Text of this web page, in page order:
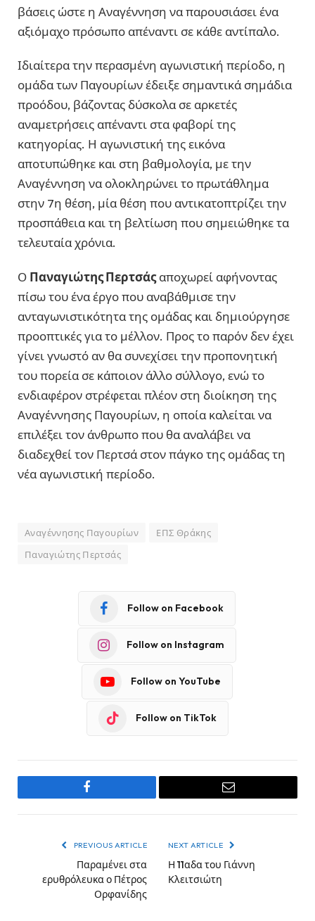
βάσεις ώστε η Αναγέννηση να παρουσιάσει ένα
αξιόμαχο πρόσωπο απέναντι σε κάθε αντίπαλο.
Ιδιαίτερα την περασμένη αγωνιστική περίοδο, η
ομάδα των Παγουρίων έδειξε σημαντικά σημάδια
προόδου, βάζοντας δύσκολα σε αρκετές
αναμετρήσεις απέναντι στα φαβορί της
κατηγορίας. Η αγωνιστική της εικόνα
αποτυπώθηκε και στη βαθμολογία, με την
Αναγέννηση να ολοκληρώνει το πρωτάθλημα
στην 7η θέση, μία θέση που αντικατοπτρίζει την
προσπάθεια και τη βελτίωση που σημειώθηκε τα
τελευταία χρόνια.
Ο Παναγιώτης Περτσάςαποχωρεί αφήνοντας
πίσω του ένα έργο που αναβάθμισε την
ανταγωνιστικότητα της ομάδας και δημιούργησε
προοπτικές για το μέλλον. Προς το παρόν δεν έχει
γίνει γνωστό αν θα συνεχίσει την προπονητική
του πορεία σε κάποιον άλλο σύλλογο, ενώ το
ενδιαφέρον στρέφεται πλέον στη διοίκηση της
Αναγέννησης Παγουρίων, η οποία καλείται να
επιλέξει τον άνθρωπο που θα αναλάβει να
διαδεχθεί τον Περτσά στον πάγκο της ομάδας τη
νέα αγωνιστική περίοδο.
Αναγέννησης Παγουρίων
ΕΠΣ Θράκης
Παναγιώτης Περτσάς
Follow on Facebook
Follow on Instagram
Follow on YouTube
Follow on TikTok
Facebook Email
PREVIOUS ARTICLE
Παραμένει στα
ερυθρόλευκα ο Πέτρος
Ορφανίδης
NEXT ARTICLE
Η 11αδα του Γιάννη
Κλειτσιώτη